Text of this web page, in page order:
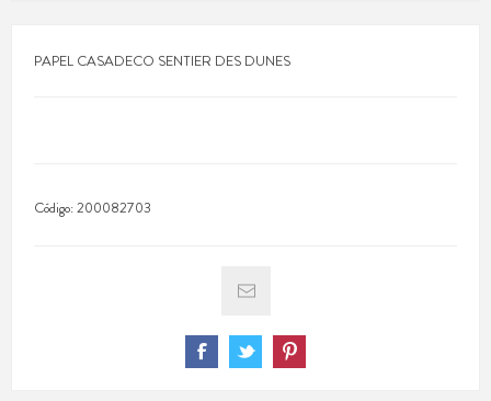
PAPEL CASADECO SENTIER DES DUNES
Código:200082703